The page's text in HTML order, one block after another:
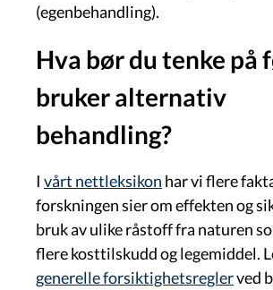
(egenbehandling).
Hva bør du tenke på
bruker alternativ
behandling?
I vårt nettleksikon har vi flere
forskningen sier om effekten og
bruk av ulike råstoff fra naturen
flere kosttilskudd og legemiddel.
generelle forsiktighetsreglerved